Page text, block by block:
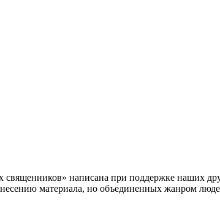
написана при поддержке наших
материала, но объединенных жанром